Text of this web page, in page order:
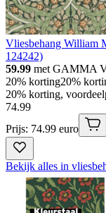
Vliesbehang William
124242)
59.99 met GAMMA
20% korting20%
20% korting,
74.99
Prijs: 74.99 euro
Bekijk alles in